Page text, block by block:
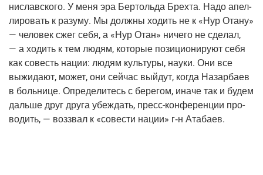
ни­слав­ско­го. У меня эра Бер­толь­да Брех­та. Надо апел­
ли­ро­вать к разу­му. Мы долж­ны ходить не к «Нур Ота­ну»
— чело­век сжег себя, а «Нур Отан» ниче­го не сде­лал,
— а ходить к тем людям, кото­рые пози­ци­о­ни­ру­ют себя
как совесть нации: людям куль­ту­ры, нау­ки. Они все
выжи­да­ют, может, они сей­час вый­дут, когда Назар­ба­ев
в боль­ни­це. Опре­де­ли­тесь с бере­гом, ина­че так и будем
даль­ше друг дру­га убеж­дать, пресс-кон­фе­рен­ции про­
во­дить, — воз­звал к «сове­сти нации» г‑н Атабаев.